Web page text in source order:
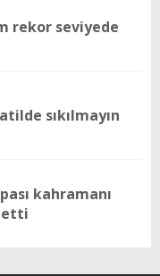
rekor seviyede
sıkılmayın
kahramanı
etti